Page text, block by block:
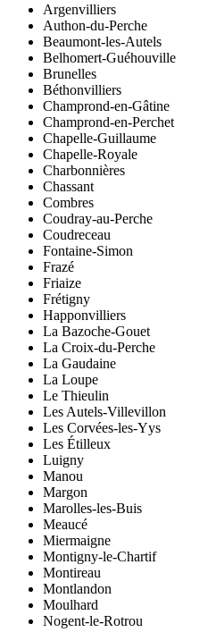
Argenvilliers
Authon-du-Perche
Beaumont-les-Autels
Belhomert-Guéhouville
Brunelles
Béthonvilliers
Champrond-en-Gâtine
Champrond-en-Perchet
Chapelle-Guillaume
Chapelle-Royale
Charbonnières
Chassant
Combres
Coudray-au-Perche
Coudreceau
Fontaine-Simon
Frazé
Friaize
Frétigny
Happonvilliers
La Bazoche-Gouet
La Croix-du-Perche
La Gaudaine
La Loupe
Le Thieulin
Les Autels-Villevillon
Les Corvées-les-Yys
Les Étilleux
Luigny
Manou
Margon
Marolles-les-Buis
Meaucé
Miermaigne
Montigny-le-Chartif
Montireau
Montlandon
Moulhard
Nogent-le-Rotrou